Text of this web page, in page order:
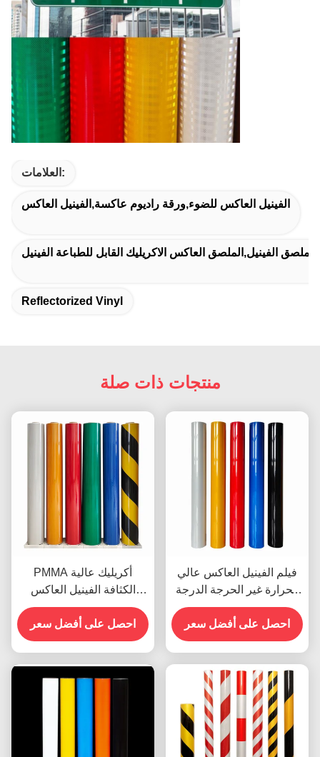
العلامات:
الفينيل العاكس للضوء,ورقة راديوم عاكسة,الفينيل العاكس
الفينيل,الملصق العاكس الاكريليك القابل للطباعة الفينيل
Reflectorized Vinyl
منتجات ذات صلة
PMMA أكريليك عالية
الكثافة الفينيل العاكس
لعلامات الشوارع
احصل على أفضل سعر
فيلم الفينيل العاكس عالي
الحرارة غير الحرجة الدرجة
الهندسية OEM
احصل على أفضل سعر